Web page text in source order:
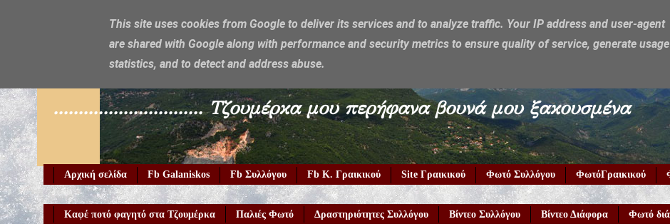
Galaniskos
.............................. Τζουμέρκα μου περήφανα βουνά μου ξακουσμένα
Αρχική σελίδα Fb Galaniskos Fb Συλλόγου Fb Κ. Γραικικού Site Γραικικού Φωτό Συλλόγου ΦωτόΓραικικού
Καφέ ποτό φαγητό στα Τζουμέρκα Παλιές Φωτό Δραστηριότητες Συλλόγου Βίντεο Συλλόγου Βίντεο Διάφορα Φωτό
This site uses cookies from Google to deliver its services and to analyze traffic. Your IP address and user-agent
are shared with Google along with performance and security metrics to ensure quality of service, generate usage
statistics, and to detect and address abuse.